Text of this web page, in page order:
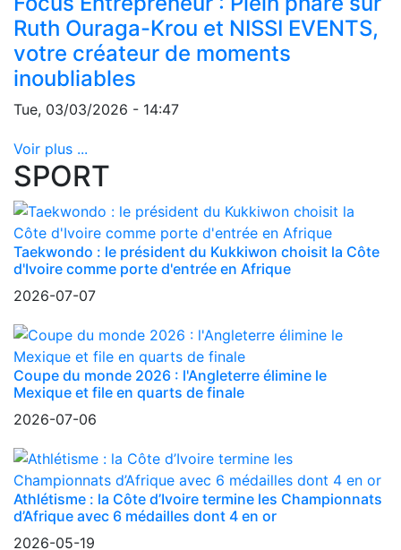
Ruth Ouraga-Krou et NISSI EVENTS,
votre créateur de moments
inoubliables
Tue, 03/03/2026 - 14:47
Voir plus ...
SPORT
Taekwondo : le président du Kukkiwon choisit la Côte
d'Ivoire comme porte d'entrée en Afrique
2026-07-07
Coupe du monde 2026 : l'Angleterre élimine le
Mexique et file en quarts de finale
2026-07-06
Athlétisme : la Côte d’Ivoire termine les Championnats
d’Afrique avec 6 médailles dont 4 en or
2026-05-19